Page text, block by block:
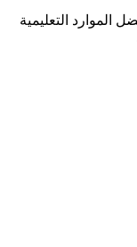
الموارد التعليمية